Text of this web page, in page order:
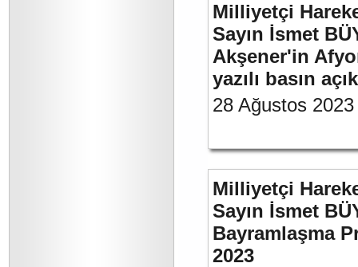
Milliyetçi
Sayın İsmet
Akşener'in
yazılı basın
28 Ağustos 2023
Milliyetçi
Sayın İsmet
Bayramlaşma
2023